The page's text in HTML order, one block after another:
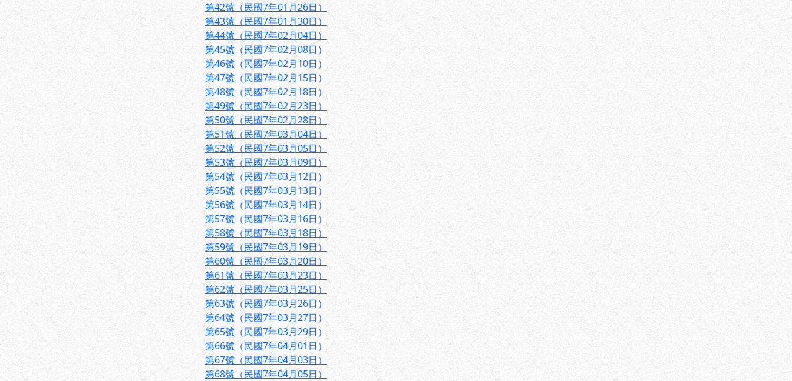
第42號（民國7年01月26日）
第43號（民國7年01月30日）
第44號（民國7年02月04日）
第45號（民國7年02月08日）
第46號（民國7年02月10日）
第47號（民國7年02月15日）
第48號（民國7年02月18日）
第49號（民國7年02月23日）
第50號（民國7年02月28日）
第51號（民國7年03月04日）
第52號（民國7年03月05日）
第53號（民國7年03月09日）
第54號（民國7年03月12日）
第55號（民國7年03月13日）
第56號（民國7年03月14日）
第57號（民國7年03月16日）
第58號（民國7年03月18日）
第59號（民國7年03月19日）
第60號（民國7年03月20日）
第61號（民國7年03月23日）
第62號（民國7年03月25日）
第63號（民國7年03月26日）
第64號（民國7年03月27日）
第65號（民國7年03月29日）
第66號（民國7年04月01日）
第67號（民國7年04月03日）
第68號（民國7年04月05日）